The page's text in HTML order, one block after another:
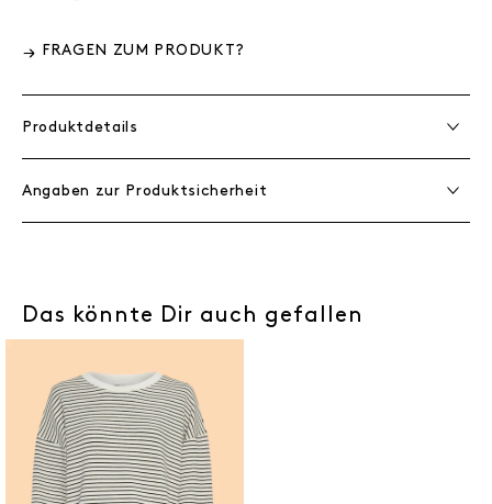
FRAGEN ZUM PRODUKT?
Produktdetails
Angaben zur Produktsicherheit
Das könnte Dir auch gefallen